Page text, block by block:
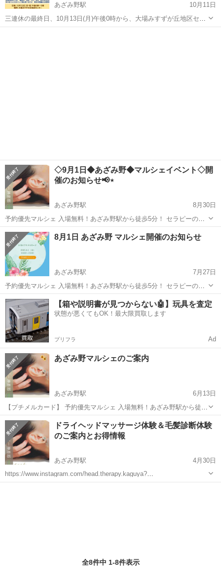
あざみ野駅
10月11日
三連休の最終日、10月13日(月)午後0時から、大場みすずが丘地区セン
ター主催(青葉三々の会後援、桐蔭学園中高囲碁将棋部協力)の「秋の囲
◇9月1日◆あざみ野◆マルシェイベント◇開
催のお知らせ📢⋆
あざみ野駅
8月30日
予約優先マルシェ 入場無料！あざみ野駅から徒歩5分！ セラピーの他
にも多くの作家さん達の素敵な作品が沢山あります！！見るだけでも
癒されます🌿‬🫒 通常サロン価格8000円→マルシェ価格2000円～あ...
神奈川 横浜市 あざみ野駅 地域/お祭り キッチンカー
8月1日 あざみ野 マルシェ開催のお知らせ
あざみ野駅
7月27日
予約優先マルシェ 入場無料！あざみ野駅から徒歩5分！ セラピーの他
にも多くの作家さん達の素敵な作品が沢山あります！！見るだけでも
癒されます🌿‬🫒 通常サロン価格8000円→マルシェ価格2000円～ありま
す。 ご予約...
神奈川 横浜市 あざみ野駅 地域/お祭り マルシェ
【箱や説明書が見つからない🤖】玩具を査定
状態が悪くてもOK！最大限買取します
プリフラ Ad
あざみ野マルシェのご案内
あざみ野駅
6月13日
【プチメルカード】 予約優先マルシェ 入場無料！あざみ野駅から徒歩
5分！ マッサージの他にも多くの作家さん達の素敵な作品が沢山あり
ます！！見るだけでも癒されます🌿‬🫒 通常サロン価格8000円→マルシ
ェ価格2000...
神奈川 横浜市 あざみ野駅 地域/お祭り マルシェ
ドライヘッドマッサージ体験＆毛髪診断体験
のご案内とお得情報
あざみ野駅
4月30日
https://www.instagram.com/head.therapy.kaguya?
igsh=cGxjNXlyMnIzMzd1 初めてのご来店の方には、500円引きの特典
全8件中 1-8件表示